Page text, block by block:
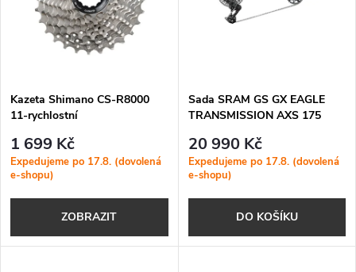
p
r
o
d
s
p
r
o
d
Kazeta Shimano CS-R8000
11-rychlostní
1 699 Kč
Expedujeme po 17.8. (dovolená
e-shopu)
ZOBRAZIT
Sada SRAM GS GX EAGLE
TRANSMISSION AXS 175
20 990 Kč
Expedujeme po 17.8. (dovolená
e-shopu)
DO KOŠÍKU